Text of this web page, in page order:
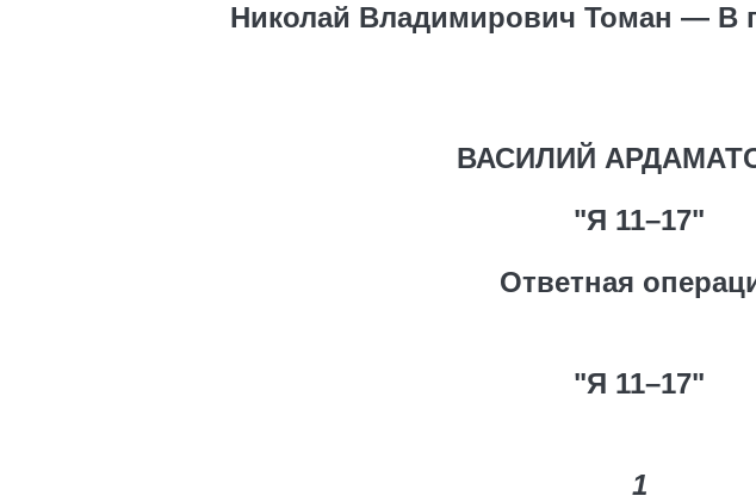
Николай Владимирович Томан — В
ВАСИЛИЙ
"Я 11–17"
Ответная
"Я 11–17"
1